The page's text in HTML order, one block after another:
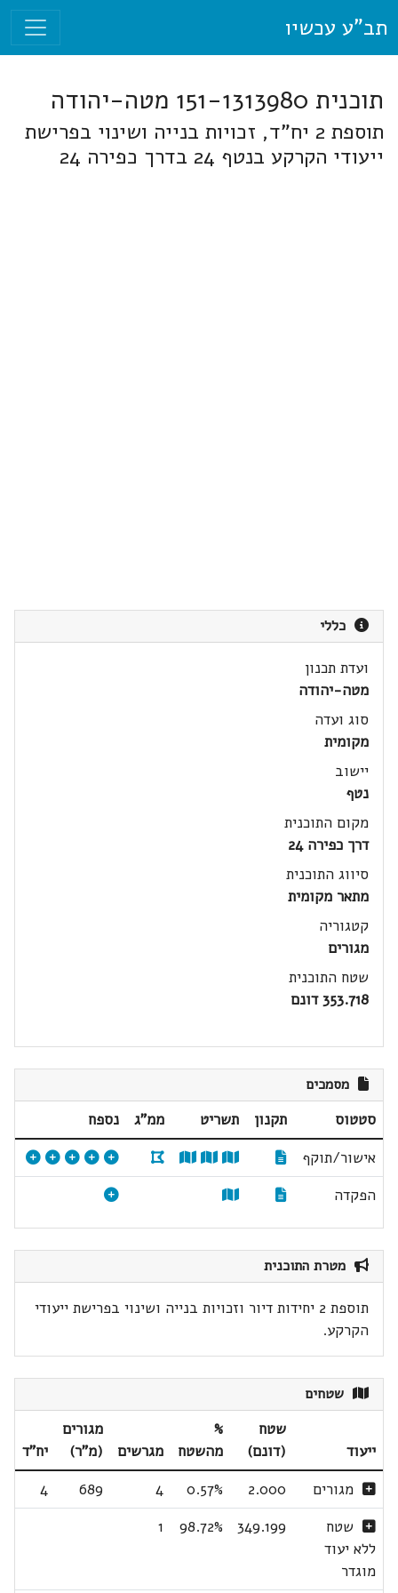
תב"ע עכשיו
תוכנית 151-1313980 מטה-יהודה
תוספת 2 יח"ד, זכויות בנייה ושינוי בפרישת
ייעודי הקרקע בנטף 24 בדרך כפירה 24
כללי
ועדת תכנון
מטה-יהודה
סוג ועדה
מקומית
יישוב
נטף
מקום התוכנית
דרך כפירה 24
סיווג התוכנית
מתאר מקומית
קטגוריה
מגורים
שטח התוכנית
353.718 דונם
מסמכים
סטטוס תקנון תשריט ממ"ג
נספח
אישור/תוקף
הפקדה
מטרת התוכנית
תוספת 2 יחידות דיור וזכויות בנייה ושינוי בפרישת ייעודי
הקרקע.
שטחים
ייעוד
שטח
(דונם)
%
מהשטח
מגרשים
מגורים
(מ"ר)
יח"ד
מגורים
2.000
0.57%
4
689
4
שטח
ללא יעוד
מוגדר
349.199
98.72%
1